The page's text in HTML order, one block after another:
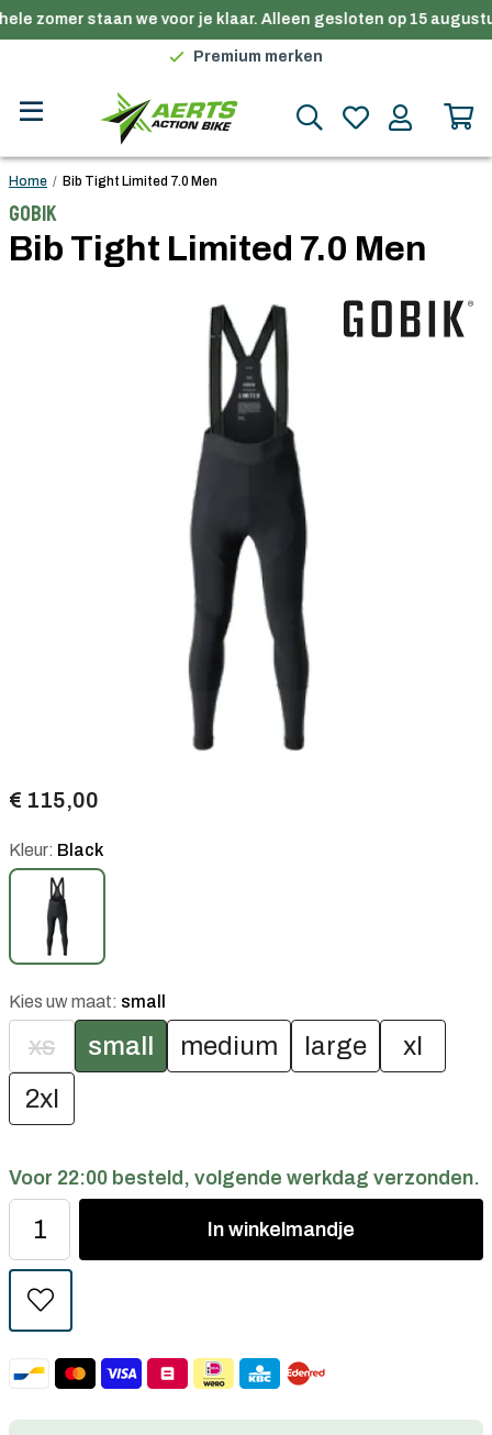
zomer staan we voor je klaar. Alleen gesloten op 15
Gratis verzending in België vanaf €100
Premium merken
Gratis verzending in België vanaf €100
Home / Bib Tight Limited 7.0 Men
Gobik
Bib Tight Limited 7.0 Men
€ 115,00
Kleur: Black
Kies uw maat: small
xs small medium large
xl
2xl
Voor 22:00 besteld, volgende werkdag verzonden.
In winkelmandje